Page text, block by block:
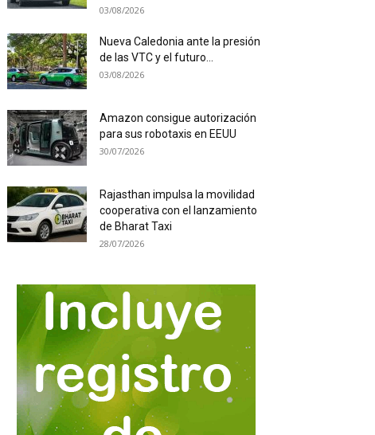
03/08/2026
Nueva Caledonia ante la presión
de las VTC y el futuro...
03/08/2026
Amazon consigue autorización
para sus robotaxis en EEUU
30/07/2026
Rajasthan impulsa la movilidad
cooperativa con el lanzamiento
de Bharat Taxi
28/07/2026